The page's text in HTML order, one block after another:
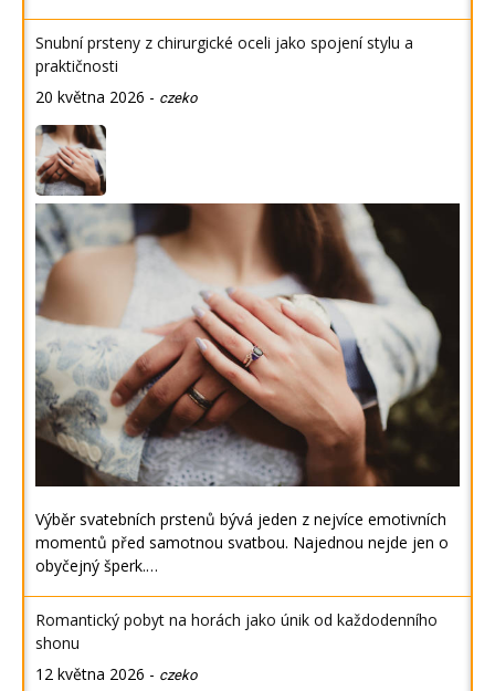
Snubní prsteny z chirurgické oceli jako spojení stylu a
praktičnosti
20 května 2026 - czeko
Výběr svatebních prstenů bývá jeden z nejvíce emotivních
momentů před samotnou svatbou. Najednou nejde jen o
obyčejný šperk.…
Romantický pobyt na horách jako únik od každodenního
shonu
12 května 2026 - czeko